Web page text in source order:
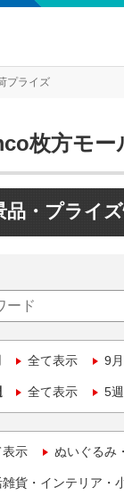
プライズ
枚方モー
品・プライ
全て表示 9月
全て表示 5週
表示 ぬいぐるみ
貨・インテリア・